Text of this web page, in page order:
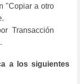
"Copiar a otro
Transacción
a los siguientes